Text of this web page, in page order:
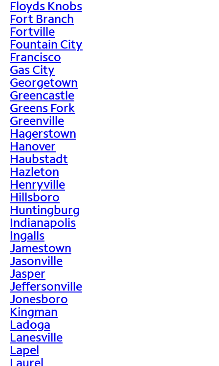
Floyds Knobs
Fort Branch
Fortville
Fountain City
Francisco
Gas City
Georgetown
Greencastle
Greens Fork
Greenville
Hagerstown
Hanover
Haubstadt
Hazleton
Henryville
Hillsboro
Huntingburg
Indianapolis
Ingalls
Jamestown
Jasonville
Jasper
Jeffersonville
Jonesboro
Kingman
Ladoga
Lanesville
Lapel
Laurel